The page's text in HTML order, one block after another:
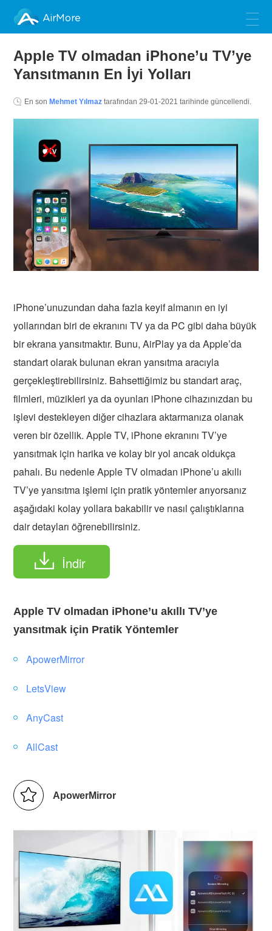
AirMore
Apple TV olmadan iPhone’u TV’ye
Yansıtmanın En İyi Yolları
En son Mehmet Yılmaz tarafından29-01-2021 tarihinde güncellendi.
iPhone’unuzundan daha fazla keyif almanın en iyi
yollarından biri de ekranını TV ya da PC gibi daha büyük
bir ekrana yansıtmaktır. Bunu, AirPlay ya da Apple’da
standart olarak bulunan ekran yansıtma aracıyla
gerçekleştirebilirsiniz. Bahsettiğimiz bu standart araç,
filmleri, müzikleri ya da oyunları iPhone cihazınızdan bu
işlevi destekleyen diğer cihazlara aktarmanıza olanak
veren bir özellik. Apple TV, iPhone ekranını TV’ye
yansıtmak için harika ve kolay bir yol ancak oldukça
pahalı. Bu nedenle Apple TV olmadan iPhone’u akıllı
TV’ye yansıtma işlemi için pratik yöntemler arıyorsanız
aşağıdaki kolay yollara bakabilir ve nasıl çalıştıklarına
dair detayları öğrenebilirsiniz.
İndir
Apple TV olmadan iPhone’u akıllı TV’ye
yansıtmak için Pratik Yöntemler
ApowerMirror
LetsView
AnyCast
AllCast
ApowerMirror